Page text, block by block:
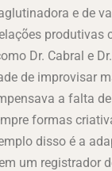
e de
produtivas
Dr. Cabral e
de improvisar
a falta
formas
disso é a
um registrador